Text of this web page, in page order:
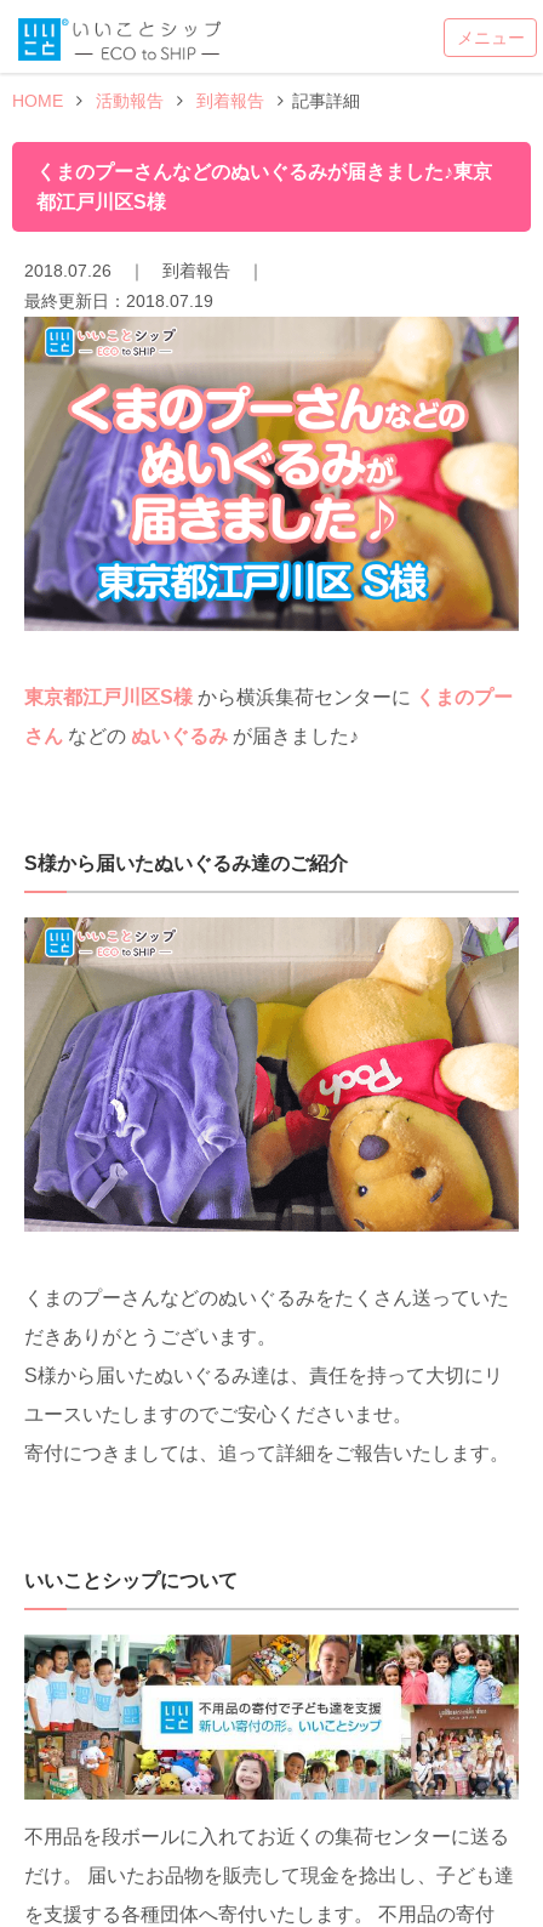
HOME 活動報告 到着報告 記事詳細
くまのプーさんなどのぬいぐるみが届きました♪東京
都江戸川区S様
2018.07.26 ｜ 到着報告 ｜
最終更新日： 2018.07.19
東京都江戸川区S様 から横浜集荷センターに くまのプー
さん などの ぬいぐるみ が届きました♪
S様から届いたぬいぐるみ達のご紹介
くまのプーさんなどのぬいぐるみをたくさん送っていた
だきありがとうございます。
S様から届いたぬいぐるみ達は、責任を持って大切にリ
ユースいたしますのでご安心くださいませ。
寄付につきましては、追って詳細をご報告いたします。
いいことシップについて
不用品を段ボールに入れてお近くの集荷センターに送る
だけ。
届いたお品物を販売して現金を捻出し、子ども達
を支援する各種団体へ寄付いたします。
不用品の寄付